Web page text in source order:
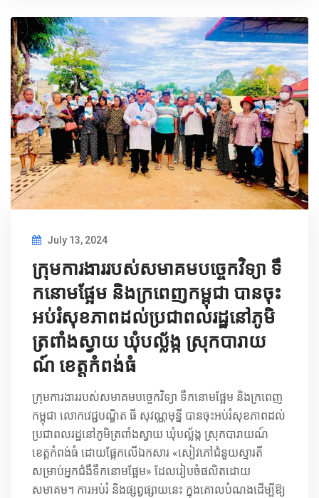
July 13, 2024
ក្រុមការងាររបស់សមាគមបច្ចេកវិទ្យា ទឹ
កនោមផ្អែម និងក្រពេញកម្ពុជា​ បានចុះ
អប់រំសុខភាពដល់ប្រជាពលរដ្ឋនៅភូមិ​
ត្រពាំងស្វាយ​ ឃុំបល្ល័ង្ក​ ស្រុកបារាយ
ណ៍​ ខេត្តកំពង់ធំ
ក្រុមការងាររបស់សមាគមបច្ចេកវិទ្យា ទឹកនោមផ្អែម និងក្រពេញ
កម្ពុជា លោកវេជ្ជបណ្ឌិត​ ធី​ សុវណ្ណមុន្នី​ បានចុះអប់រំសុខភាពដល់
ប្រជាពលរដ្ឋនៅភូមិ​ត្រពាំងស្វាយ​ ឃុំបល្ល័ង្ក​ ស្រុកបារាយណ៍​
ខេត្តកំពង់ធំ ដោយផ្អែកលេីឯកសារ «សៀវភៅជំនួយស្មារតី​
សម្រាប់អ្នកជំងឺទឹកនោមផ្អែម» ដែលរៀបចំផលិតដោយ
សមាគម។ ការអប់រំ និងផ្សព្វផ្សាយនេះ ក្នុងគោលបំណងដើម្បីឱ្យ